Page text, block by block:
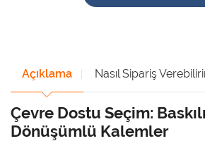
Açıklama Nasıl Sipariş
Çevre Dostu Seçim:
Dönüşümlü Kalemler